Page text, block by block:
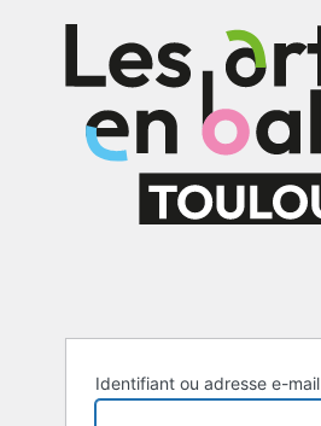
connecter
Identifiant ou adresse e-mail